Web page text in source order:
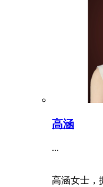
高涵
...
高涵女士，